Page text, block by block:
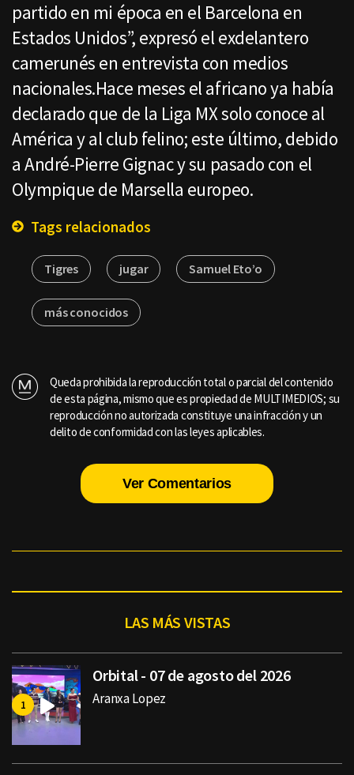
partido en mi época en el Barcelona en
Estados Unidos”, expresó el exdelantero
camerunés en entrevista con medios
nacionales.Hace meses el africano ya había
declarado que de la Liga MX solo conoce al
América y al club felino; este último, debido
a André-Pierre Gignac y su pasado con el
Olympique de Marsella europeo.
Tags relacionados
Tigres jugar Samuel Eto’o
más conocidos
Queda prohibida la reproducción total o parcial del contenido
de esta página, mismo que es propiedad de MULTIMEDIOS; su
reproducción no autorizada constituye una infracción y un
delito de conformidad con las leyes aplicables.
Ver Comentarios
LAS MÁS VISTAS
Orbital - 07 de agosto del 2026
Aranxa Lopez